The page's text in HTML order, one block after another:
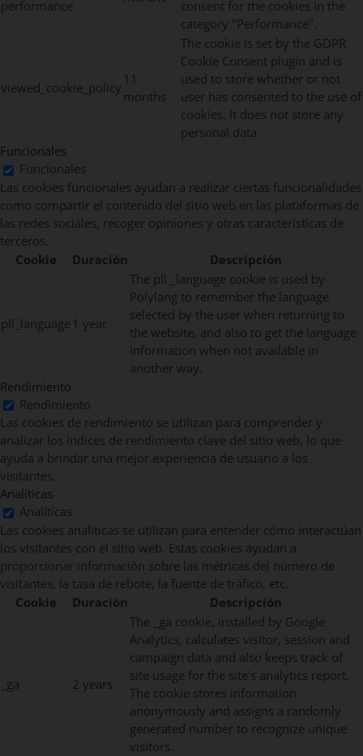
performance
consent for the cookies in the
category "Performance".
viewed_cookie_policy
11
months
The cookie is set by the GDPR
Cookie Consent plugin and is
used to store whether or not
user has consented to the use of
cookies. It does not store any
personal data.
Funcionales
Funcionales
Las cookies funcionales ayudan a realizar ciertas funcionalidades
como compartir el contenido del sitio web en las plataformas de
las redes sociales, recoger opiniones y otras características de
terceros.
Cookie
Duración Descripción
pll_language 1 year
The pll _language cookie is used by
Polylang to remember the language
selected by the user when returning to
the website, and also to get the language
information when not available in
another way.
Rendimiento
Rendimiento
Las cookies de rendimiento se utilizan para comprender y
analizar los índices de rendimiento clave del sitio web, lo que
ayuda a brindar una mejor experiencia de usuario a los
visitantes.
Analíticas
Analíticas
Las cookies analíticas se utilizan para entender cómo interactúan
los visitantes con el sitio web. Estas cookies ayudan a
proporcionar información sobre las métricas del número de
visitantes, la tasa de rebote, la fuente de tráfico, etc.
Cookie
Duración Descripción
_ga 2 years
The _ga cookie, installed by Google
Analytics, calculates visitor, session and
campaign data and also keeps track of
site usage for the site's analytics report.
The cookie stores information
anonymously and assigns a randomly
generated number to recognize unique
visitors.